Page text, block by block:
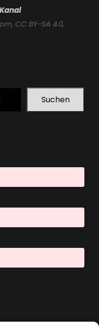
, CC BY-SA 4.0,
Suchen